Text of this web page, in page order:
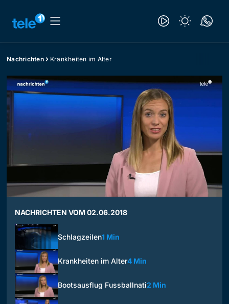
Nachrichten Krankheiten im Alter
NACHRICHTEN VOM 02.06.2018
Schlagzeilen1 Min
Krankheiten im Alter4 Min
Bootsausflug Fussballnati2 Min